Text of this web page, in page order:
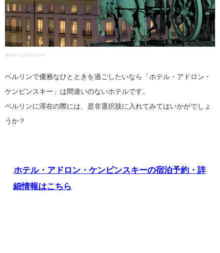
photo by jp.lhw.com
ベルリンで優雅なひとときを過ごしたいなら「ホテル・アドロン・
ケンピンスキー」は間違いのないホテルです。
ベルリンに滞在の際には、是非選択肢に入れてみてはいかがでしょ
うか？
ホテル・アドロン・ケンピンスキーの宿泊予約・詳
細情報はこちら